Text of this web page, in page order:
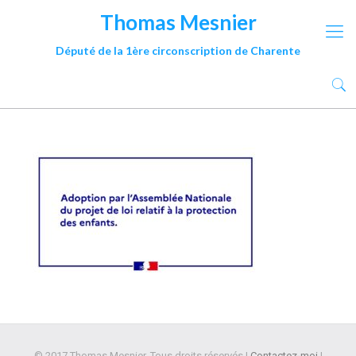
Thomas Mesnier
Député de la 1ère circonscription de Charente